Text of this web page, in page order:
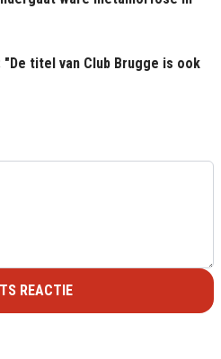
"De titel van Club Brugge is ook
REACTIE